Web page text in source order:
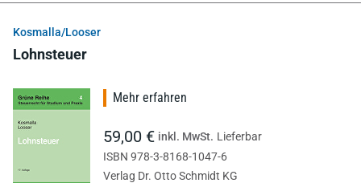
Kosmalla/Looser
Lohnsteuer
Mehr erfahren
59,00 € inkl. MwSt. Lieferbar
ISBN 978-3-8168-1047-6
Verlag Dr. Otto Schmidt KG